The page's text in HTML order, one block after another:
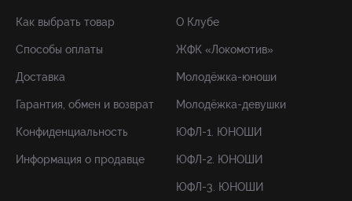
Как выбрать товар
Способы оплаты
Доставка
Гарантия, обмен и возврат
Конфиденциальность
Информация о продавце
О Клубе
ЖФК «Локомотив»
Молодёжка-юноши
Молодёжка-девушки
ЮФЛ-1. ЮНОШИ
ЮФЛ-2. ЮНОШИ
ЮФЛ-3. ЮНОШИ